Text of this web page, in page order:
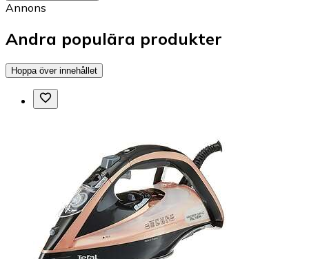
Annons
Andra populära produkter
Hoppa över innehållet